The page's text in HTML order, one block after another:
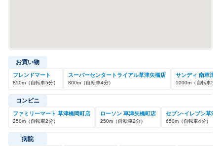
お買い物
フレンドマート
850m （自転車5分）
スーパーセンタートライアル草津矢橋店
800m （自転車4分）
サンディ 南草津店
1000m （自転車5
コンビニ
ファミリーマート 草津橋岡町店
250m （自転車2分）
ローソン 草津矢橋町店
250m （自転車2分）
セブン-イレブン草津
650m （自転車4分）
病院